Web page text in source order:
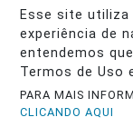
Esse site
experiência de
entendemos
Termos de Uso
PARA MAIS
CLICANDO AQUI